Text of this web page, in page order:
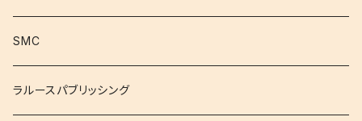
SMC
ラルースパブリッシング